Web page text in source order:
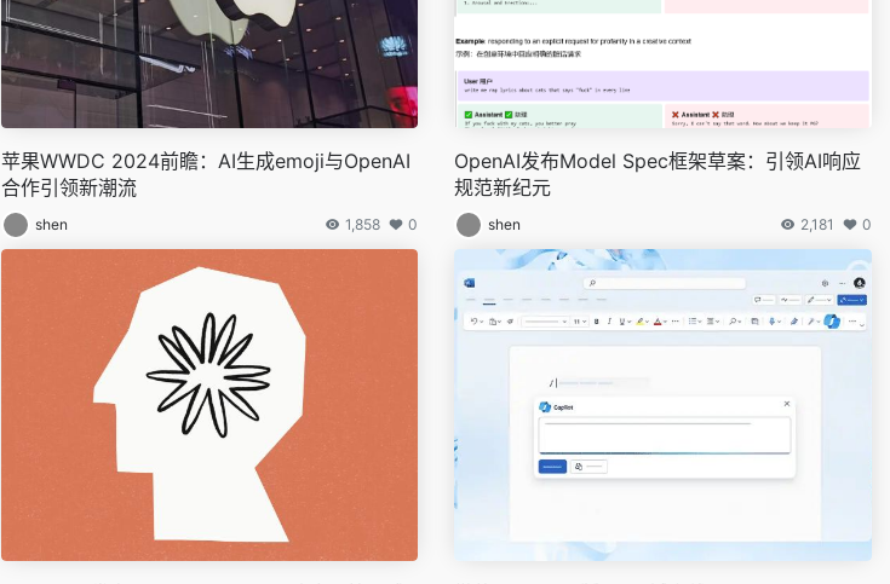
苹果WWDC 2024前瞻：AI生成emoji与OpenAI
合作引领新潮流
shen 1,858 0
OpenAI发布Model Spec框架草案：引领AI响应
规范新纪元
shen 2,181 0